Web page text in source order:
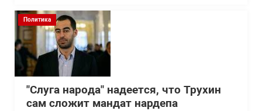
Политика
"Слуга народа" надеется, что Трухин
сам сложит мандат нардепа